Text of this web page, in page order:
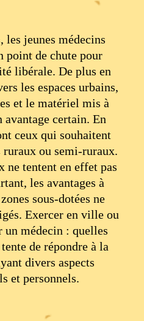
les jeunes médecins
point de chute pour
libérale. De plus en
les espaces urbains,
et le matériel mis à
certain. En
ceux qui souhaitent
ruraux ou semi-ruraux.
ne tentent en effet pas
les avantages à
sous-dotées ne
Exercer en ville ou
un médecin : quelles
de répondre à la
divers aspects
et personnels.